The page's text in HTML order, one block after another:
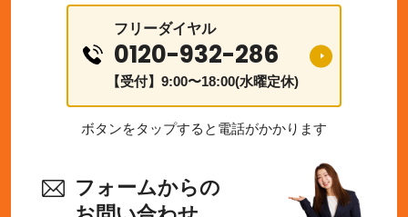
フリーダイヤル
0120-932-286
【受付】9:00〜18:00(水曜定休)
ボタンをタップすると電話がかかります
フォームからの